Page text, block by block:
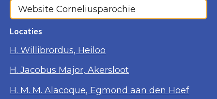
Website Corneliusparochie
Locaties
H. Willibrordus, Heiloo
H. Jacobus Major, Akersloot
H. M. M. Alacoque, Egmond aan den Hoef